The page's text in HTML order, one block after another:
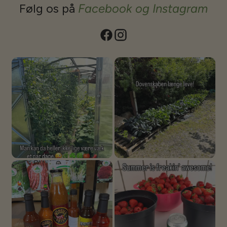
mere, de kan anvendes til mange formål da de leveres i 5, 6 og 7
meters bredde og med en højde på 3,5 meter. ECOSlider IS Modellerne
endevindue som standard. (kan i enkelte tilfælde leveres med 8 mm,
men det anbefales ikke at spare der). Som noget nyt kan ES og IS også
'orangeri' der kan holde til noget!Vi kan også for de store IS modeller
tilbyde opsætning. Vi kan få nogle af de gode folk fra fabrikken over og
stille dem op. Kontakt os gerne for et tilbud. Baltic og Strong er beregnet
til at blive punktstøbt. Benene er forlænget til dette formål, så det er ikke
nødvendigt at tilkøbe yderligere ECOsliders kommer med fuld
stålsokkel. Der medfølger beslag og jordspyd, disse bør støbes fast hvis
man vælger at bruge dem. Alternativt kan man blot støbe nogle punkter
- regn med et pr. 2 meter samt 2 i enderne (IS afviger). og bolte det fast
i. Vil man gøre lidt ekstra ud af det - dette gælder alle modeller - kan
man lave en decideret sokkel - støbt, fundablokke, træ etc og sætte
husene på. ECOSlider har efterhånden et rigtigt bredt program af andre
modeller også - vi kan levere det hele, bare spørg. Se det fulde program
på www.ecoslider.com/en eller deres brochure her Jeg har et rigtig godt
personligt forhold til folkene bag, og næsten alt kan lade sig gøre. Så har
du noget specielt du gerne vil have i forhold til dit ECOSlider, så skriv,
så finder vi ud af det. Vi har nogle modeller opstillet i Rimmerhus, som vi
gerne viser frem efter aftale. Bor du ikke lige i nærheden, kan jeg
anbefale at du spørger i vores facebookgruppe om ikke der er nogen der
vil vise deres frem. Vi må grundet GDPR reglerne ikke udlevere
Følg os på Facebook og Instagram